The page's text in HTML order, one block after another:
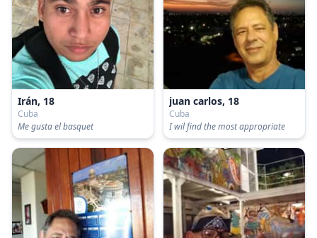
Irán, 18
Cuba
Me gusta el basquet
juan carlos, 18
Cuba
I wil find the most appropriate